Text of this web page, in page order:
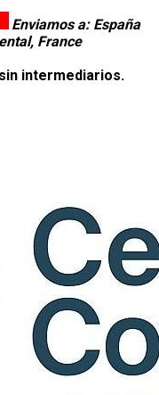
Enviamos a: España
France
intermediarios.